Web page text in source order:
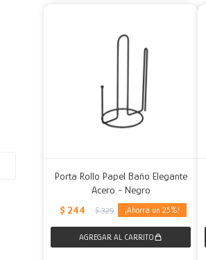
Porta Rollo Papel Baño Elegante
Acero - Negro
$ 244 $ 329 25